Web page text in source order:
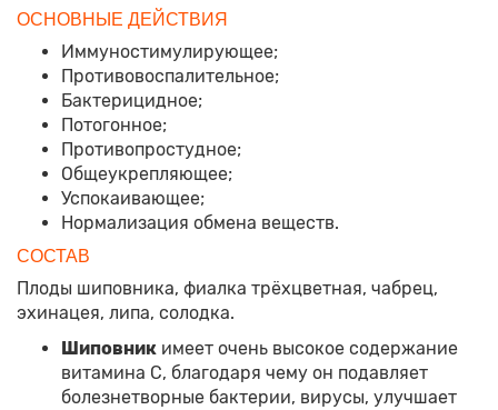
ОСНОВНЫЕ ДЕЙСТВИЯ
Иммуностимулирующее;
Противовоспалительное;
Бактерицидное;
Потогонное;
Противопростудное;
Общеукрепляющее;
Успокаивающее;
Нормализация обмена веществ.
СОСТАВ
Плоды шиповника, фиалка трёхцветная, чабрец,
эхинацея, липа, солодка.
Шиповник имеет очень высокое содержание
витамина С, благодаря чему он подавляет
болезнетворные бактерии, вирусы, улучшает